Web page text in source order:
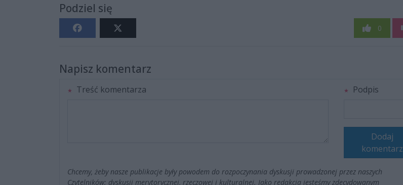
Podziel się
0
Napisz komentarz
Treść komentarza Podpis
Dodaj
komentarz
Chcemy, żeby nasze publikacje były powodem do rozpoczynania dyskusji prowadzonej przez naszych
Czytelników; dyskusji merytorycznej, rzeczowej i kulturalnej. Jako redakcja jesteśmy zdecydowanym